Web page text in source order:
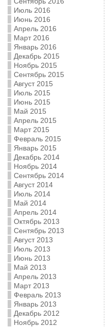
Июль 2016
Июнь 2016
Апрель 2016
Март 2016
Январь 2016
Декабрь 2015
Ноябрь 2015
Сентябрь 2015
Август 2015
Июль 2015
Июнь 2015
Май 2015
Апрель 2015
Март 2015
Февраль 2015
Январь 2015
Декабрь 2014
Ноябрь 2014
Сентябрь 2014
Август 2014
Июль 2014
Май 2014
Апрель 2014
Октябрь 2013
Сентябрь 2013
Август 2013
Июль 2013
Июнь 2013
Май 2013
Апрель 2013
Март 2013
Февраль 2013
Январь 2013
Декабрь 2012
Ноябрь 2012